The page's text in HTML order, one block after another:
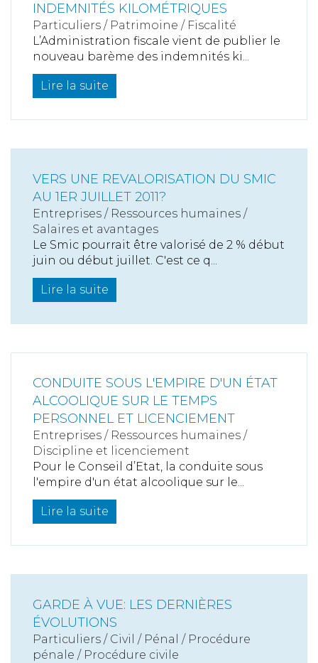
INDEMNITÉS KILOMÉTRIQUES
Particuliers / Patrimoine / Fiscalité
L’Administration fiscale vient de publier le
nouveau barème des indemnités ki...
Lire la suite
VERS UNE REVALORISATION DU SMIC
AU 1ER JUILLET 2011?
Entreprises / Ressources humaines /
Salaires et avantages
Le Smic pourrait être valorisé de 2 % début
juin ou début juillet. C'est ce q...
Lire la suite
CONDUITE SOUS L'EMPIRE D'UN ÉTAT
ALCOOLIQUE SUR LE TEMPS
PERSONNEL ET LICENCIEMENT
Entreprises / Ressources humaines /
Discipline et licenciement
Pour le Conseil d’Etat, la conduite sous
l'empire d'un état alcoolique sur le...
Lire la suite
GARDE À VUE: LES DERNIÈRES
ÉVOLUTIONS
Particuliers / Civil / Pénal / Procédure
pénale / Procédure civile